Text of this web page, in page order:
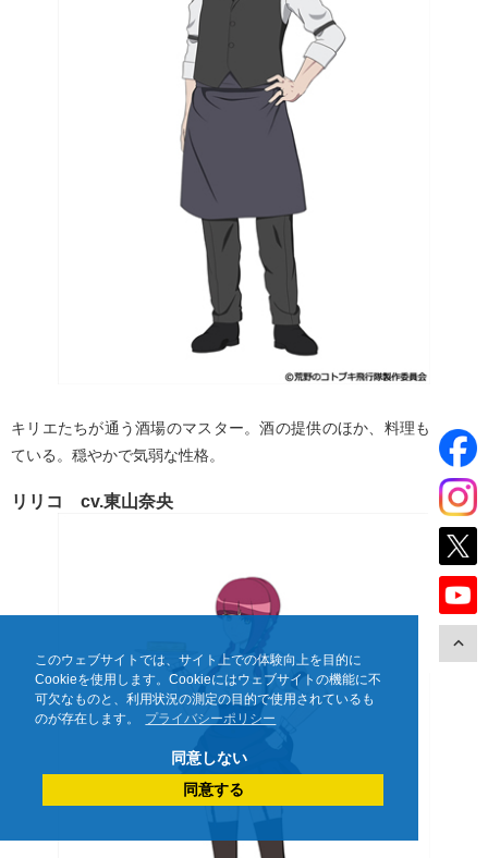
このウェブサイトでは、サイト上での体験向上を目的に
Cookieを使用します。Cookieにはウェブサイトの機能に不
可欠なものと、利用状況の測定の目的で使用されているも
のが存在します。
プライバシーポリシー
同意しない
同意する
キリエたちが通う酒場のマスター。酒の提供のほか、料理も担当し
ている。穏やかで気弱な性格。
リリコ cv.東山奈央